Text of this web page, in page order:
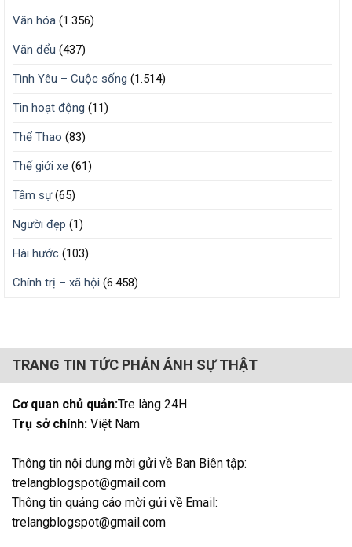
Văn hóa (1.356)
Văn đểu (437)
Tình Yêu – Cuộc sống (1.514)
Tin hoạt động (11)
Thể Thao (83)
Thế giới xe (61)
Tâm sự(65)
Người đẹp (1)
Hài hước (103)
Chính trị – xã hội (6.458)
TRANG TIN TỨC PHẢN ÁNH SỰ THẬT
Cơ quan chủ quản:Tre làng 24H
Trụ sở chính: Việt Nam
Thông tin nội dung mời gửi về Ban Biên tập:
trelangblogspot@gmail.com
Thông tin quảng cáo mời gửi về Email:
trelangblogspot@gmail.com